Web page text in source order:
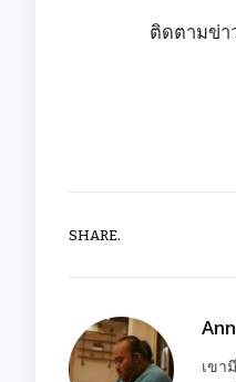
ติดตามข่า
SHARE.
เขา